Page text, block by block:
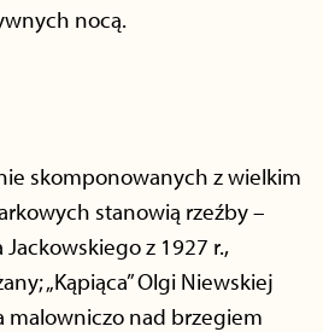
nocą.
skomponowanych z wielkim
stanowią rzeźby –
Jackowskiego z 1927 r.,
„Kąpiąca” Olgi Niewskiej
malowniczo nad brzegiem